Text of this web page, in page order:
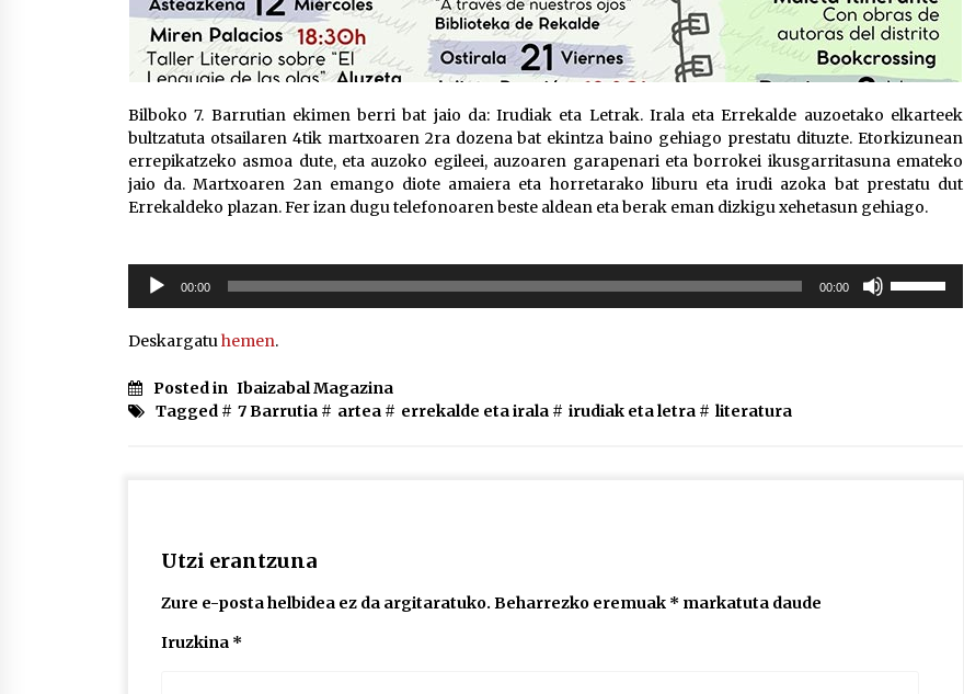
Bilboko 7. Barrutian ekimen berri bat jaio da: Irudiak eta Letrak. Irala eta Errekalde auzoetako elkarteek
bultzatuta otsailaren 4tik martxoaren 2ra dozena bat ekintza baino gehiago prestatu dituzte. Etorkizunean
errepikatzeko asmoa dute, eta auzoko egileei, auzoaren garapenari eta borrokei ikusgarritasuna emateko
jaio da. Martxoaren 2an emango diote amaiera eta horretarako liburu eta irudi azoka bat prestatu dut
Errekaldeko plazan. Fer izan dugu telefonoaren beste aldean eta berak eman dizkigu xehetasun gehiago.
Soinu
erreproduzigailua
00:00 00:00
Deskargatuhemen.
Posted in Ibaizabal Magazina
Tagged # 7 Barrutia # artea # errekalde eta irala # irudiak eta letra # literatura
Utzi erantzuna
Zure e-posta helbidea ez da argitaratuko. Beharrezko eremuak * markatuta daude
Iruzkina *